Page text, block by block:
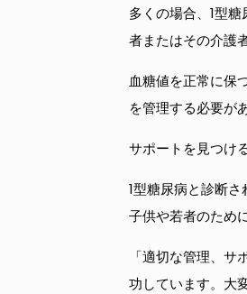
多くの場合、1型
者またはその介護
血糖値を正常に保
を管理する必要が
サポートを見つけ
1型糖尿病と診断
子供や若者のため
「適切な管理、
功しています。大